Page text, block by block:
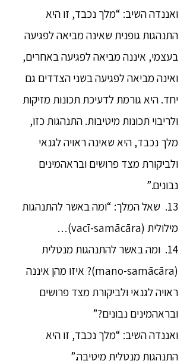
ואננדה השיב: “מלך נכבד, זו היא
התנהגות גופנית שאינה מביאה לפגיעה
בעצמי, איננה מביאה לפגיעה באחרים,
ואינה מביאה לפגיעה בשני הצדדים גם
יחד. היא גורמת לדעיכת תכונות מזיקות
ולריבוי תכונות מיטיבות. התנהגות כזו,
מלך נכבד, היא שאינה ראויה לגנאי
ולביקורת מצד פרושים ובראהמינים
נבונים.”
13. שאל המלך: “ומה באשר להתנהגות
מילולית (vacī-samācāra)…
14. ומה באשר להתנהגות מנטלית
(mano-samācāra)? איזו מהן איננה
ראויה לגנאי ולביקורת מצד פרושים
ובראהמינים נבונים?”
ואננדה השיב: “מלך נכבד, זו היא
התנהגות מנטלית מיטיבה.”